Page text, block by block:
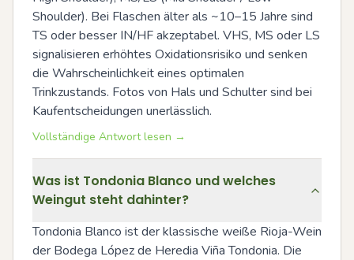
Shoulder). Bei Flaschen älter als ~10–15 Jahre sind
TS oder besser IN/HF akzeptabel. VHS, MS oder LS
signalisieren erhöhtes Oxidationsrisiko und senken
die Wahrscheinlichkeit eines optimalen
Trinkzustands. Fotos von Hals und Schulter sind bei
Kaufentscheidungen unerlässlich.
Vollständige Antwort lesen →
Was ist Tondonia Blanco und welches
Weingut steht dahinter?
Tondonia Blanco ist der klassische weiße Rioja-Wein
der Bodega López de Heredia Viña Tondonia. Die